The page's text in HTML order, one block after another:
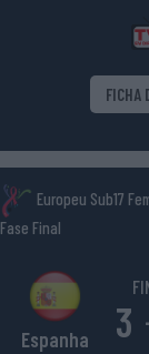
FICHA
Europeu Sub17
Fase Final
Espanha 3